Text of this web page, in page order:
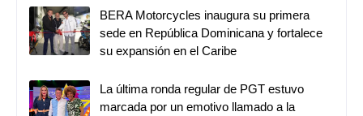
BERA Motorcycles inaugura su primera
sede en República Dominicana y fortalece
su expansión en el Caribe
La última ronda regular de PGT estuvo
marcada por un emotivo llamado a la